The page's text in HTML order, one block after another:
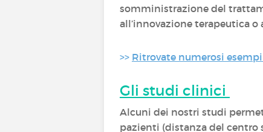
somministrazione del
all’innovazione terapeutica
>> Ritrovate numerosi
Gli studi clinici
Alcuni dei nostri studi
pazienti (distanza del